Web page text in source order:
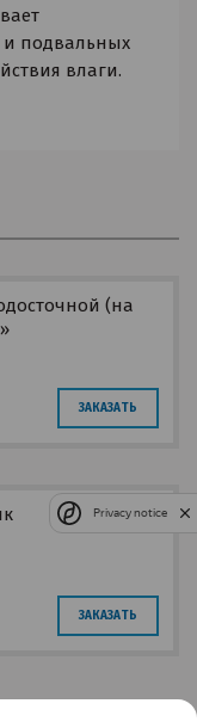
подвальных
влаги.
(на
ЗАКАЗАТЬ
ЗАКАЗАТЬ
Privacy notice